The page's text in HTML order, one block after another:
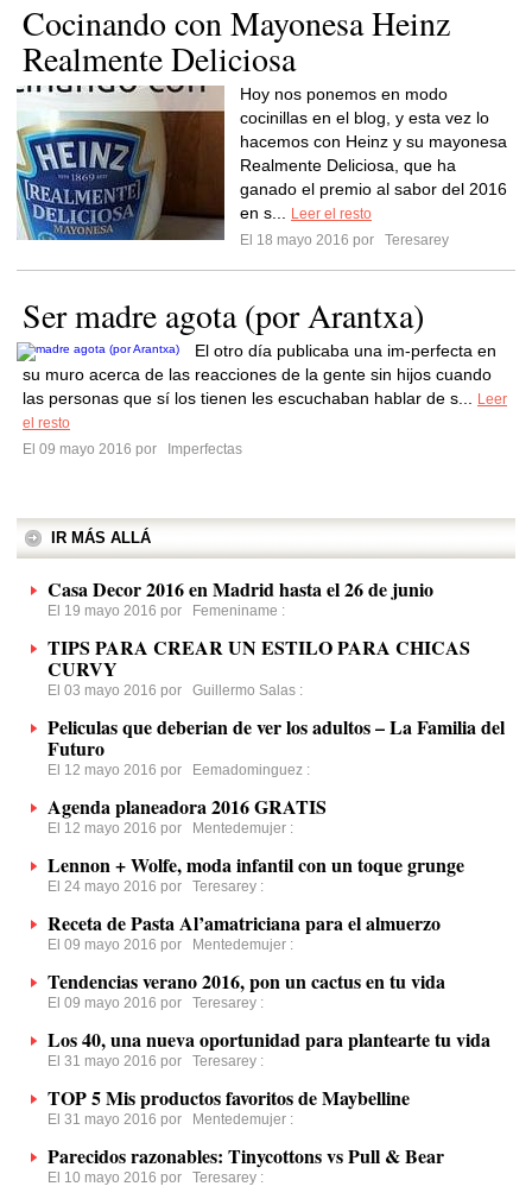
Cocinando con Mayonesa Heinz
Realmente Deliciosa
Hoy nos ponemos en modo
cocinillas en el blog, y esta vez lo
hacemos con Heinz y su mayonesa
Realmente Deliciosa, que ha
ganado el premio al sabor del 2016
en s...
Leer el resto
El 18 mayo 2016 por
Teresarey
Ser madre agota (por Arantxa)
El otro día publicaba una im-perfecta en
su muro acerca de las reacciones de la gente sin hijos cuando
las personas que sí los tienen les escuchaban hablar de s...
Leer
el resto
El 09 mayo 2016 por
Imperfectas
IR MÁS ALLÁ
Casa Decor 2016 en Madrid hasta el 26 de junio
El 19 mayo 2016 por Femeniname :
TIPS PARA CREAR UN ESTILO PARA CHICAS
CURVY
El 03 mayo 2016 por Guillermo Salas :
Peliculas que deberian de ver los adultos – La Familia del
Futuro
El 12 mayo 2016 por Eemadominguez :
Agenda planeadora 2016 GRATIS
El 12 mayo 2016 por Mentedemujer :
Lennon + Wolfe, moda infantil con un toque grunge
El 24 mayo 2016 por Teresarey :
Receta de Pasta Al’amatriciana para el almuerzo
El 09 mayo 2016 por Mentedemujer :
Tendencias verano 2016, pon un cactus en tu vida
El 09 mayo 2016 por Teresarey :
Los 40, una nueva oportunidad para plantearte tu vida
El 31 mayo 2016 por Teresarey :
TOP 5 Mis productos favoritos de Maybelline
El 31 mayo 2016 por Mentedemujer :
Parecidos razonables: Tinycottons vs Pull & Bear
El 10 mayo 2016 por Teresarey :